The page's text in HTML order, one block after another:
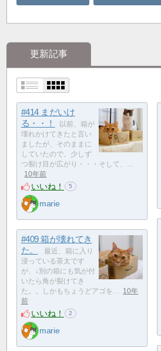
更新記事
#414 まだいけ
る・・！
以前、箱が
壊れかけてきたと言い
ましたが、そのままに
していたので、少しず
つ裂け目が広がり・・・そして、…
10年前
いいね！ 5
marie
#409 箱が壊れてき
た。
最近、箱に入り
浸っている茶太です
が、↓別の箱にも気が付
いたら角が裂けてき
た。。しかもちょうどアゴを… 10年
前
いいね！ 2
marie